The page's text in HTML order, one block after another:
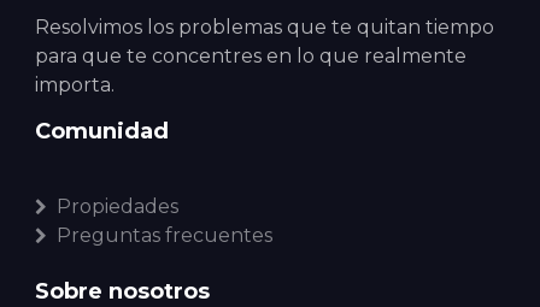
Resolvimos los problemas que te quitan tiempo
para que te concentres en lo que realmente
importa.
Comunidad
Propiedades
Preguntas frecuentes
Sobre nosotros